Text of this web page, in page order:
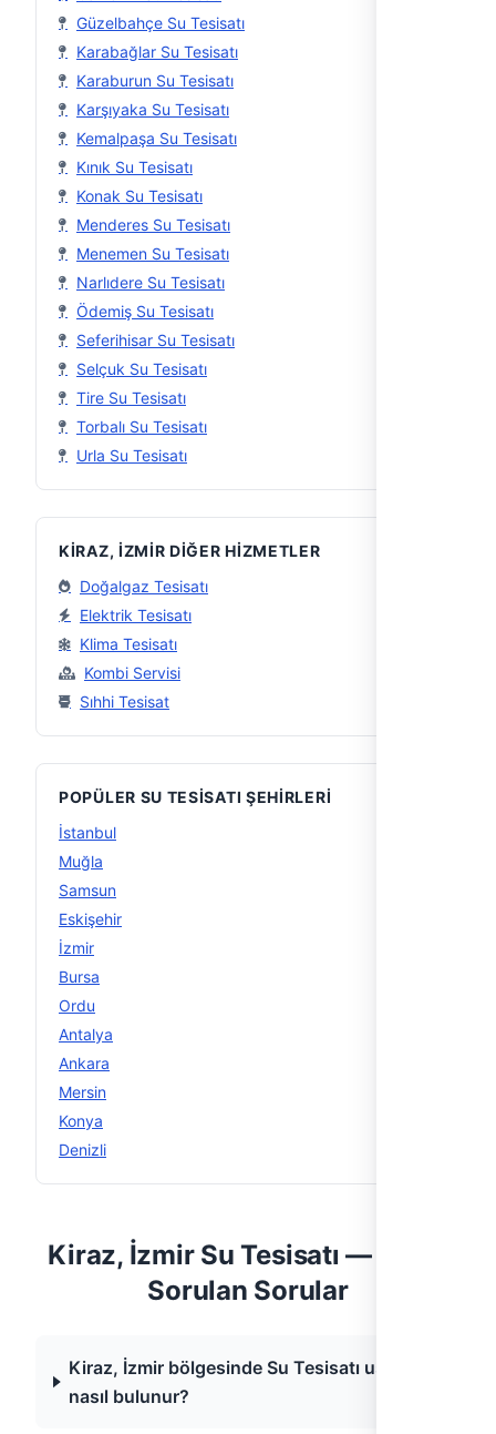
Güzelbahçe Su Tesisatı
Karabağlar Su Tesisatı
Karaburun Su Tesisatı
Karşıyaka Su Tesisatı
Kemalpaşa Su Tesisatı
Kınık Su Tesisatı
Konak Su Tesisatı
Menderes Su Tesisatı
Menemen Su Tesisatı
Narlıdere Su Tesisatı
Ödemiş Su Tesisatı
Seferihisar Su Tesisatı
Selçuk Su Tesisatı
Tire Su Tesisatı
Torbalı Su Tesisatı
Urla Su Tesisatı
KIRAZ, İZMIR DIĞER HIZMETLER
Doğalgaz Tesisatı
Elektrik Tesisatı
Klima Tesisatı
Kombi Servisi
Sıhhi Tesisat
POPÜLER SU TESISATI ŞEHIRLERI
İstanbul
Muğla
Samsun
Eskişehir
İzmir
Bursa
Ordu
Antalya
Ankara
Mersin
Konya
Denizli
Kiraz, İzmir Su Tesisatı — Sıkça
Sorulan Sorular
Kiraz, İzmir bölgesinde Su Tesisatı ustası
nasıl bulunur?